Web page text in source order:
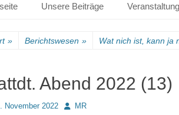
Unsere Beiträge
» Berichtswesen » Wat nich ist, kann ja
Abend 2022 (13)
November 2022 AutorMR